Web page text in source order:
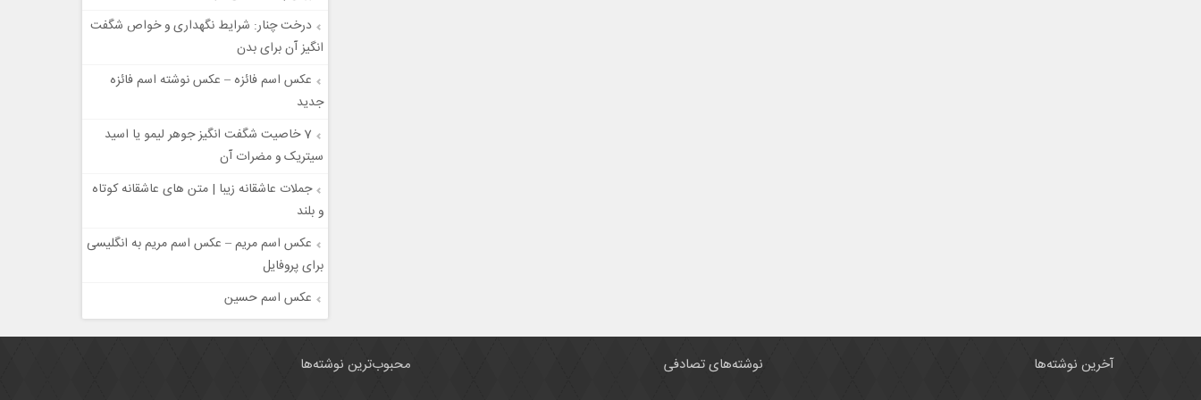
درخت چنار: شرایط نگهداری و خواص شگفت
انگیز آن برای بدن
عکس اسم فائزه – عکس نوشته اسم فائزه
جدید
7 خاصیت شگفت انگیز جوهر لیمو یا اسید
سیتریک و مضرات آن
جملات عاشقانه زیبا | متن های عاشقانه کوتاه
و بلند
عکس اسم مریم – عکس اسم مریم به انگلیسی
برای پروفایل
عکس اسم حسین
آخرین نوشته‌ها نوشته‌های تصادفی محبوب‌ترین نوشته‌ها